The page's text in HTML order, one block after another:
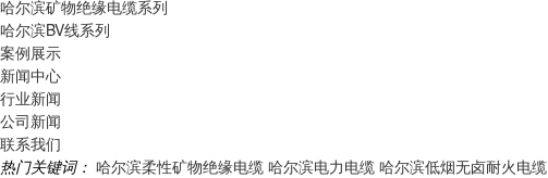
哈尔滨矿物绝缘电缆系列
哈尔滨BV线系列
案例展示
新闻中心
行业新闻
公司新闻
联系我们
热门关键词： 哈尔滨柔性矿物绝缘电缆 哈尔滨电力电缆 哈尔滨低烟无卤耐火电缆